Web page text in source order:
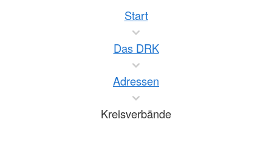
Start
Das DRK
Adressen
Kreisverbände